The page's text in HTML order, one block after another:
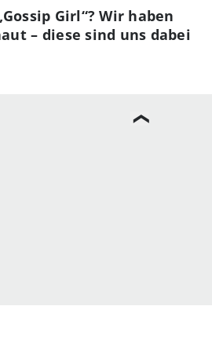
Girl“? Wir haben
– diese sind uns dabei